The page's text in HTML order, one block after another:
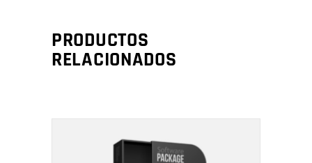
PRODUCTOS
RELACIONADOS